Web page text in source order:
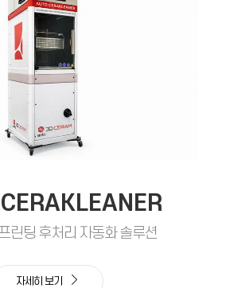
린팅 후처리 자동화 솔루션
자세히 보기